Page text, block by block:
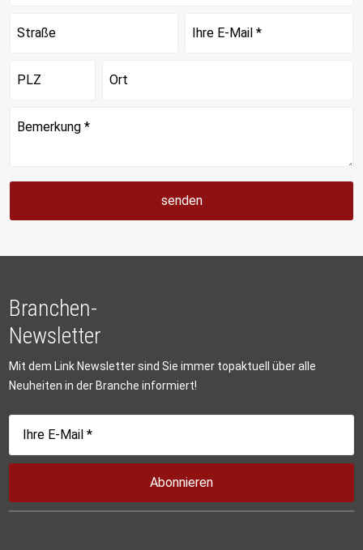
senden
Branchen-
Newsletter
Mit dem Link Newsletter sind Sie immer topaktuell über alle
Neuheiten in der Branche informiert!
Abonnieren